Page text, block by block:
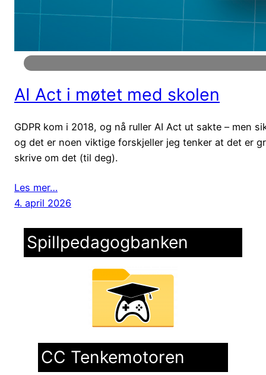
AI Act i møtet med skolen
GDPR kom i 2018, og nå ruller AI Act ut sakte – men
og det er noen viktige forskjeller jeg tenker at det er
skrive om det (til deg).
Les mer…
4. april 2026
Spillpedagogbanken
CC Tenkemotoren